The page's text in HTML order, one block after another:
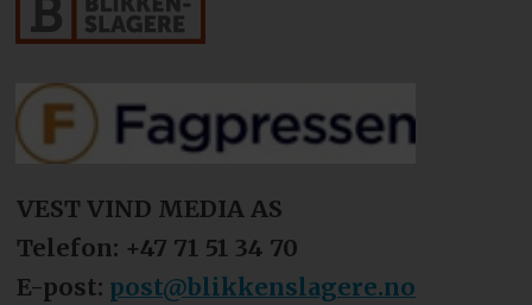
VEST VIND MEDIA AS
Telefon: +47 71 51 34 70
E-post: post@blikkenslagere.no